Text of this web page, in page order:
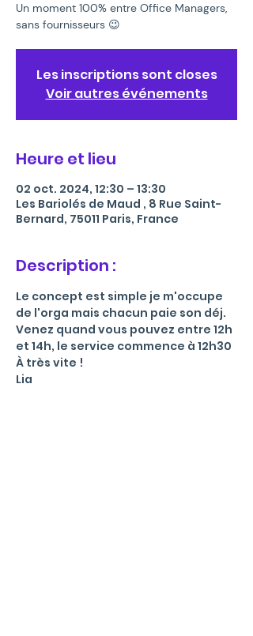
Un moment 100% entre Office Managers,
sans fournisseurs 😉
Les inscriptions sont closes
Voir autres événements
Heure et lieu
02 oct. 2024, 12:30 – 13:30
Les Bariolés de Maud , 8 Rue Saint-
Bernard, 75011 Paris, France
Description :
Le concept est simple je m'occupe
de l'orga mais chacun paie son déj.
Venez quand vous pouvez entre 12h
et 14h, le service commence à 12h30
À très vite !
Lia